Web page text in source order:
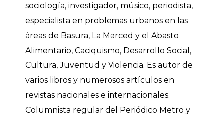
sociología, investigador, músico, periodista,
especialista en problemas urbanos en las
áreas de Basura, La Merced y el Abasto
Alimentario, Caciquismo, Desarrollo Social,
Cultura, Juventud y Violencia. Es autor de
varios libros y numerosos artículos en
revistas nacionales e internacionales.
Columnista regular del Periódico Metro y